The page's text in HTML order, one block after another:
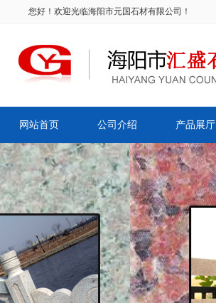
您好！欢迎光临海阳市元国石材有限公司！
网站首页 公司介绍 产品展厅